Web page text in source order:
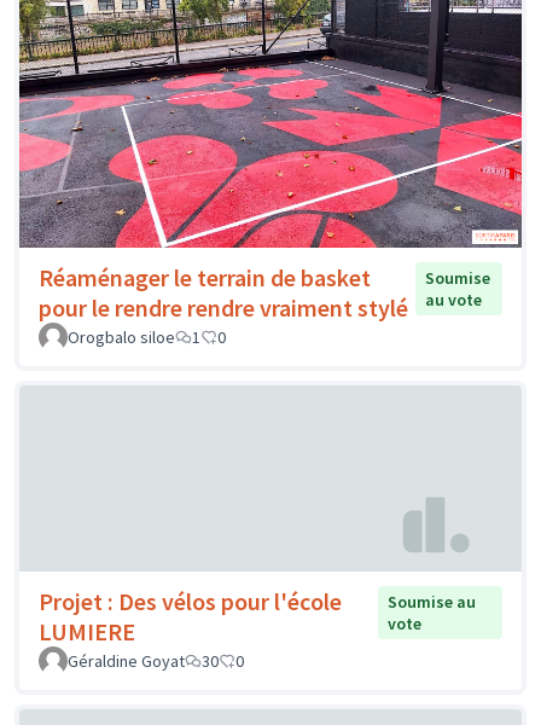
Réaménager le terrain de basket
pour le rendre rendre vraiment stylé
Soumise
au vote
Orogbalo siloe
1 0
Projet : Des vélos pour l'école
LUMIERE
Soumise au
vote
Géraldine Goyat
30 0